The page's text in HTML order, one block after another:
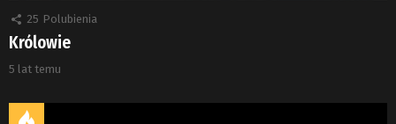
25 Polubienia
Królowie
5 lat temu